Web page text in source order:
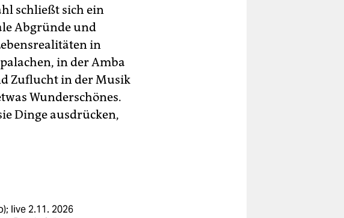
schließt sich ein
Abgründe und
in
in der Amba
Zuflucht in der Musik
Wunderschönes.
Dinge ausdrücken,
live 2.11. 2026